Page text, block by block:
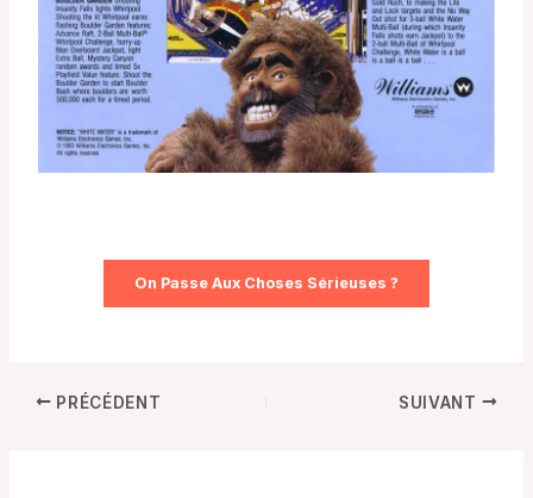
On Passe Aux Choses Sérieuses ?
PRÉCÉDENT SUIVANT